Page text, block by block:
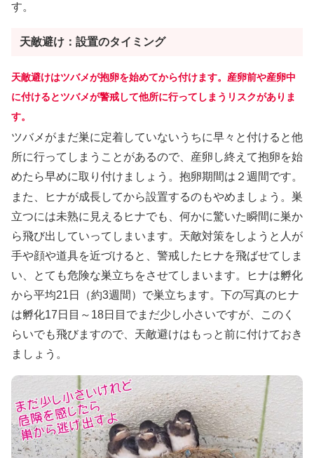
す。
天敵避け：設置のタイミング
天敵避けはツバメが抱卵を始めてから付けます。産卵前や産卵中
に付けるとツバメが警戒して他所に行ってしまうリスクがありま
す。
ツバメがまだ巣に定着していないうちに早々と付けると他
所に行ってしまうことがあるので、産卵し終えて抱卵を始
めたら早めに取り付けましょう。抱卵期間は２週間です。
また、ヒナが成長してから設置するのもやめましょう。巣
立つには未熟に見えるヒナでも、何かに驚いた瞬間に巣か
ら飛び出していってしまいます。天敵対策をしようと人が
手や顔や道具を近づけると、警戒したヒナを飛ばせてしま
い、とても危険な巣立ちをさせてしまいます。ヒナは孵化
から平均21日（約3週間）で巣立ちます。下の写真のヒナ
は孵化17日目～18日目でまだ少し小さいですが、このく
らいでも飛びますので、天敵避けはもっと前に付けておき
ましょう。